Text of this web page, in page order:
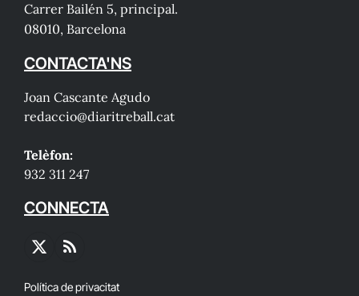
Carrer Bailén 5, principal.
08010, Barcelona
CONTACTA'NS
Joan Cascante Agudo
redaccio@diaritreball.cat
Telèfon:
932 311 247
CONNECTA
X
RSS
Política de privacitat